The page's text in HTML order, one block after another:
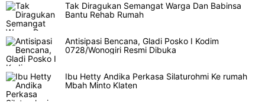
Tak Diragukan Semangat Warga Dan Babinsa
Bantu Rehab Rumah
Antisipasi Bencana, Gladi Posko I Kodim
0728/Wonogiri Resmi Dibuka
Ibu Hetty Andika Perkasa Silaturohmi Ke rumah
Mbah Minto Klaten